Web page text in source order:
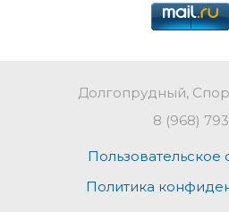
Долгопрудный,
8 (968)
Пользовательское
Политика